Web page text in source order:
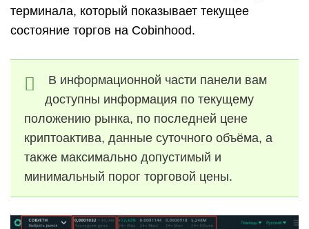
терминала, который показывает текущее
состояние торгов на Cobinhood.
В информационной части панели вам
доступны информация по текущему
положению рынка, по последней цене
криптоактива, данные суточного объёма, а
также максимально допустимый и
минимальный порог торговой цены.